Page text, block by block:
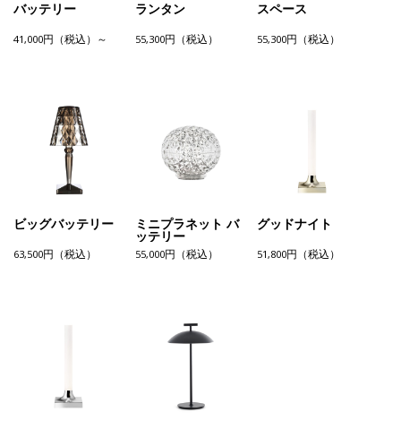
バッテリー
41,000円（税込）～
ランタン
55,300円（税込）
スペース
55,300円（税込）
ビッグバッテリー
63,500円（税込）
ミニプラネット バ
ッテリー
55,000円（税込）
グッドナイト
51,800円（税込）